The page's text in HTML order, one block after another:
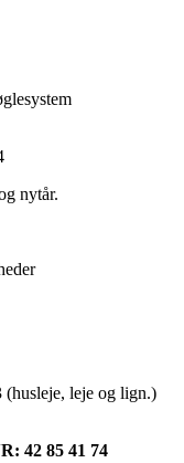
nytår.
leje og lign.)
42 85 41 74